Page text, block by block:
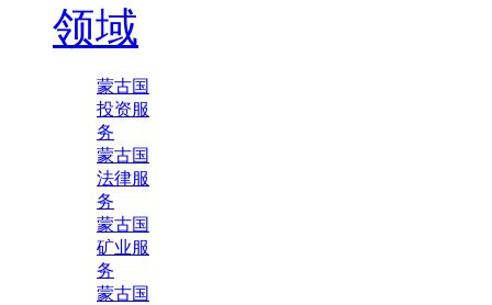
领域
蒙古国
投资服
务
蒙古国
法律服
务
蒙古国
矿业服
务
蒙古国